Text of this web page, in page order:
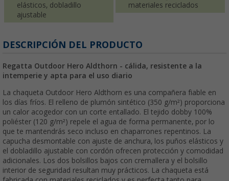
elásticos, dobladillo
ajustable
materiales reciclados
DESCRIPCIÓN DEL PRODUCTO
Regatta Outdoor Hero Aldthorn - cálida, resistente a la
intemperie y apta para el uso diario
La chaqueta Outdoor Hero Aldthorn es una compañera fiable en
los días fríos. El relleno de plumón sintético (350 g/m²) proporciona
un calor acogedor con un corte entallado. El tejido dobby 100%
poliéster (120 g/m²) repele el agua de forma permanente, por lo
que te mantendrás seco incluso en chaparrones repentinos. La
capucha desmontable con ajuste de anchura, los puños elásticos y
el dobladillo ajustable con cordón ofrecen protección y comodidad
adicionales. Los dos bolsillos bajos con cremallera y el bolsillo
interior de seguridad resultan muy prácticos. La chaqueta está